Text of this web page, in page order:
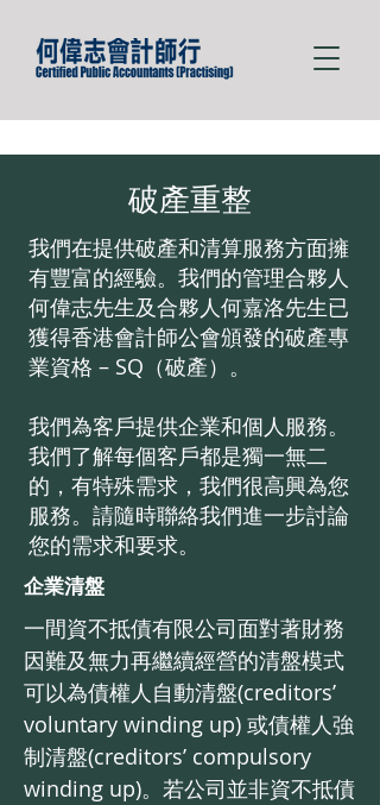
破產重整
我們在提供破產和清算服務方面擁
有豐富的經驗。我們的管理合夥人
何偉志先生及合夥人何嘉洛先生已
獲得香港會計師公會頒發的破產專
業資格 – SQ（破產）。
我們為客戶提供企業和個人服務。
我們了解每個客戶都是獨一無二
的，有特殊需求，我們很高興為您
服務。請隨時聯絡我們進一步討論
您的需求和要求。
企業清盤
一間資不抵債有限公司面對著財務
因難及無力再繼續經營的清盤模式
可以為債權人自動清盤(creditors’
voluntary winding up) 或債權人強
制清盤(creditors’ compulsory
winding up)。若公司並非資不抵債